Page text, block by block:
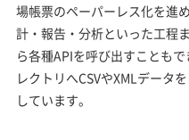
場帳票のペーパーレス化を進
計・報告・分析といった工程
ら各種APIを呼び出すことも
レクトリへCSVやXMLデータ
しています。